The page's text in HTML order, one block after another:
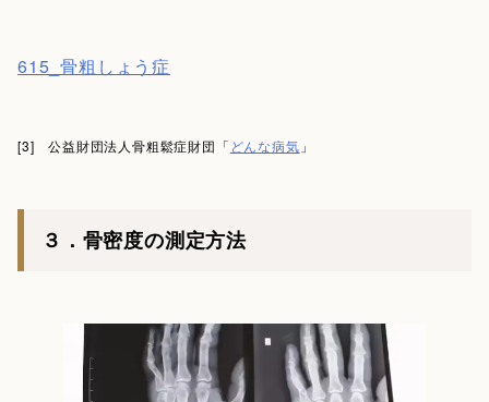
615_骨粗しょう症
[3] 公益財団法人骨粗鬆症財団「 どんな病気 」
３．骨密度の測定方法